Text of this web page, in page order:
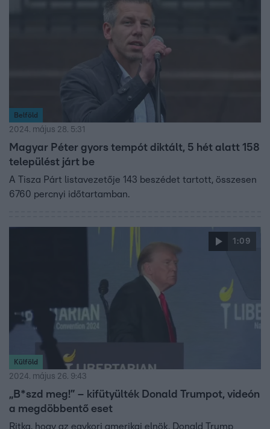
Belföld
2024. május 28. 5:31
Magyar Péter gyors tempót diktált, 5 hét alatt 158
települést járt be
A Tisza Párt listavezetője 143 beszédet tartott, összesen
6760 percnyi időtartamban.
1:09
Külföld
2024. május 26. 9:43
„B*szd meg!” – kifütyülték Donald Trumpot, videón
a megdöbbentő eset
Ritka, hogy az egykori amerikai elnök, Donald Trump